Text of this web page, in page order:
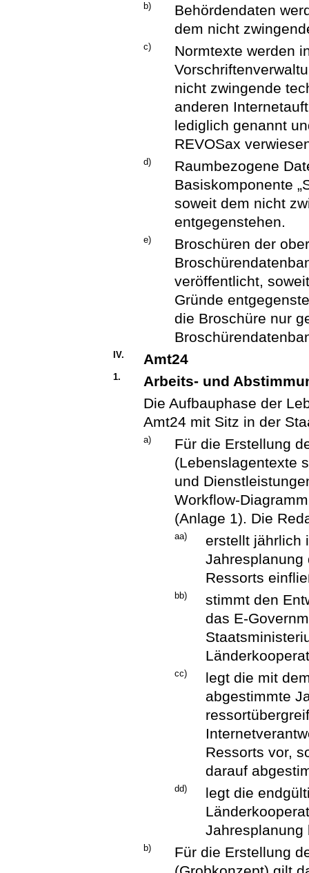
b)
Behördendaten
dem nicht
c)
Normtexte werden
nicht zwingende
anderen
lediglich genannt
REVOSax
d)
Raumbezogene
Basiskomponente
soweit dem nicht
entgegenstehen.
e)
Broschüren der
veröffentlicht,
Gründe
die Broschüre nur
IV. Amt24
1.
Arbeits- und
Die Aufbauphase der
Amt24 mit Sitz in der
a)
Für die Erstellung
(Lebenslagentexte
und
Workflow-
(Anlage 1). Die
aa)
erstellt jährlich
Jahresplanung
Ressorts
bb)
stimmt den
das E-
cc)
legt die mit
abgestimmte
Ressorts vor,
darauf
dd)
legt die
Jahresplanung
b)
Für die Erstellung